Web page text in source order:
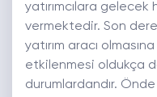
yatırımcılara
vermektedir. Son
yatırım aracı
etkilenmesi oldukça
durumlardandır.